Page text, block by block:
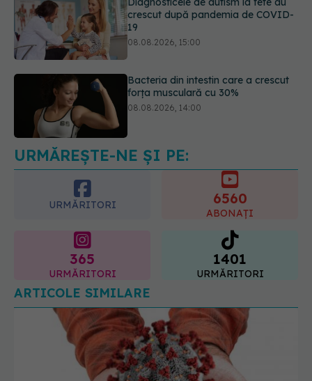
Bacteria din intestin care a crescut
forța musculară cu 30%
08.08.2026, 14:00
Trucul genial cu ceai negru pentru
păr. Tot mai multe femei îl adoră
URMĂREȘTE-NE ȘI PE:
URMĂRITORI 6560
ABONAȚI
365
URMĂRITORI
1401
URMĂRITORI
ARTICOLE SIMILARE